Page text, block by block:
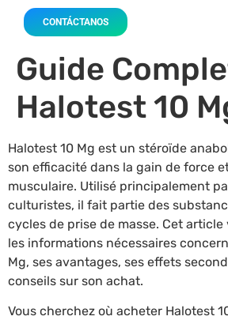
CONTÁCTANOS
Guide
Halotest 10
Halotest 10 Mg est un stéroïde
son efficacité dans la gain de force
musculaire. Utilisé principalement
culturistes, il fait partie des
cycles de prise de masse. Cet
les informations nécessaires
Mg, ses avantages, ses effets
conseils sur son achat.
Vous cherchez où acheter Halotest